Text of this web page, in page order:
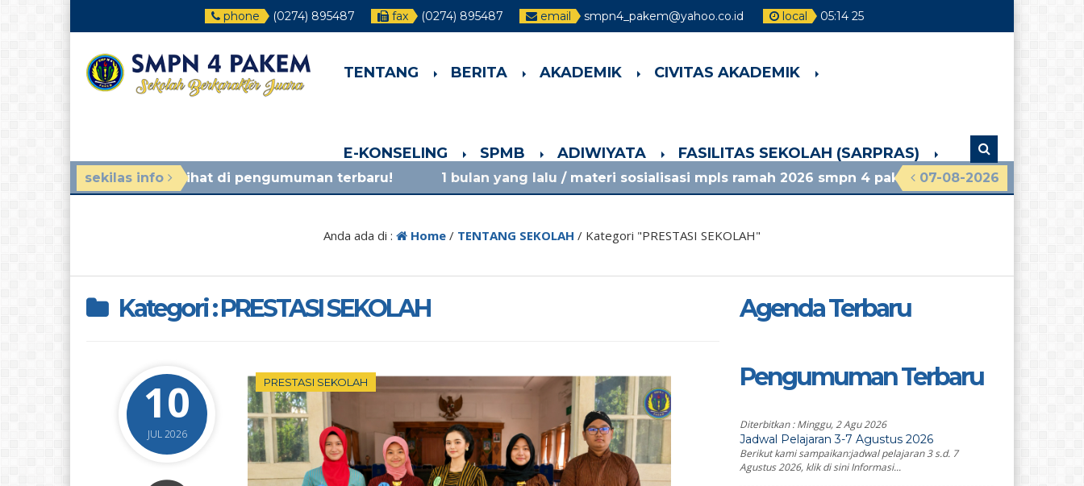
phone (0274) 895487 fax (0274) 895487 email smpn4_pakem@yahoo.co.id local 05:14 26
TENTANG BERITA AKADEMIK CIVITAS AKADEMIK
E-KONSELING SPMB ADIWIYATA FASILITAS SEKOLAH (SARPRAS)
sekilas info 07-08-2026
2027, lihat di pengumuman terbaru! 1 bulan yang lalu / materi sosialisasi mpls ramah 2026 smpn 4 pakem lihat pengumuman terbaru
Anda ada di : Home / TENTANG SEKOLAH / Kategori "PRESTASI SEKOLAH"
Kategori : PRESTASI SEKOLAH
10
JUL 2026
PRESTASI SEKOLAH
Agenda Terbaru
Pengumuman Terbaru
Diterbitkan :Minggu, 2 Agu 2026
Jadwal Pelajaran 3-7 Agustus 2026
Berikut kami sampaikan:jadwal pelajaran 3 s.d. 7
Agustus 2026, klik di sini Informasi...